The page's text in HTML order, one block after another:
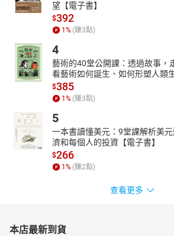
望【電子書】
$392
1 % (賺3點)
4
藝術的40堂公開課：透過故事，
看藝術如何誕生、如何形塑人類
$385
1 % (賺3點)
5
一本書讀懂美元：9堂課解析美
濟和每個人的投資【電子書】
$266
1 % (賺2點)
查看更多
本店最新到貨